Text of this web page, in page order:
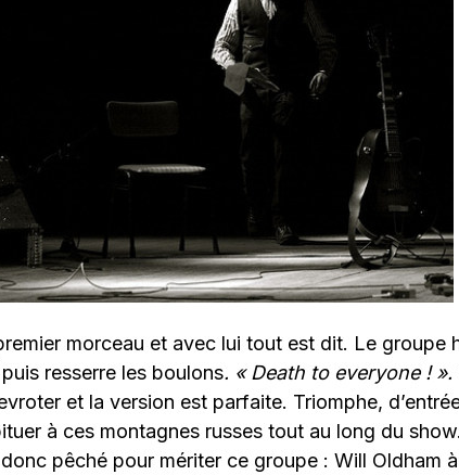
morceau et avec lui tout est dit. Le groupe
resserre les boulons. « Death to everyone ! ».
et la version est parfaite. Triomphe,
à ces montagnes russes tout au long du
pêché pour mériter ce groupe : Will Oldham